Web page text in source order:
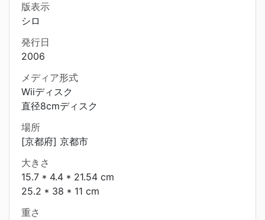
版表示
シロ
発行日
2006
メディア形式
Wiiディスク
直径8cmディスク
場所
[京都府] 京都市
大きさ
15.7 * 4.4 * 21.54 cm
25.2 * 38 * 11 cm
重さ